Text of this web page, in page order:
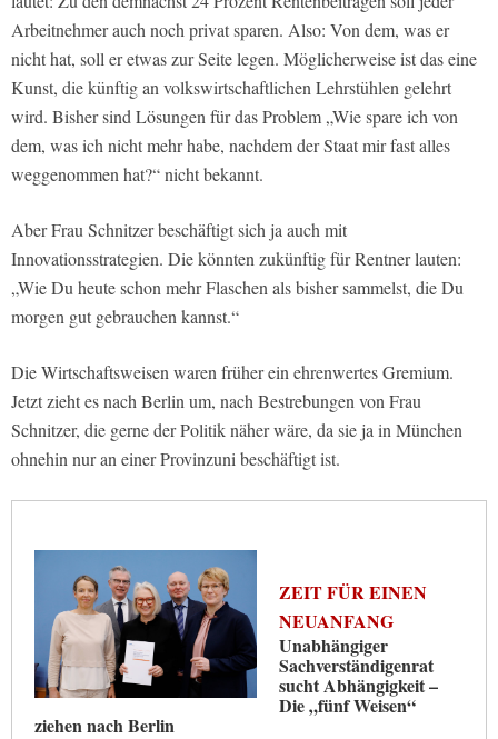
Arbeitnehmer auch noch privat sparen. Also: Von dem, was er
nicht hat, soll er etwas zur Seite legen. Möglicherweise ist das eine
Kunst, die künftig an volkswirtschaftlichen Lehrstühlen gelehrt
wird. Bisher sind Lösungen für das Problem „Wie spare ich von
dem, was ich nicht mehr habe, nachdem der Staat mir fast alles
weggenommen hat?“ nicht bekannt.
Aber Frau Schnitzer beschäftigt sich ja auch mit
Innovationsstrategien. Die könnten zukünftig für Rentner lauten:
„Wie Du heute schon mehr Flaschen als bisher sammelst, die Du
morgen gut gebrauchen kannst.“
Die Wirtschaftsweisen waren früher ein ehrenwertes Gremium.
Jetzt zieht es nach Berlin um, nach Bestrebungen von Frau
Schnitzer, die gerne der Politik näher wäre, da sie ja in München
ohnehin nur an einer Provinzuni beschäftigt ist.
ZEIT FÜR EINEN
NEUANFANG
Unabhängiger
Sachverständigenrat
sucht Abhängigkeit –
Die „fünf Weisen“
ziehen nach Berlin